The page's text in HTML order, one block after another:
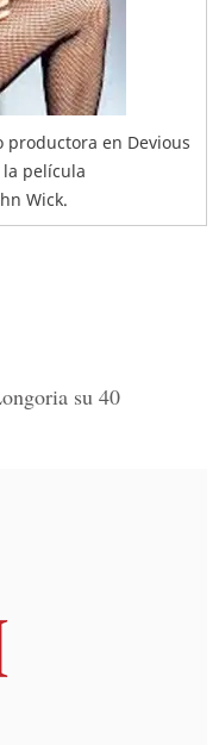
productora en Devious
película
Wick.
su 40